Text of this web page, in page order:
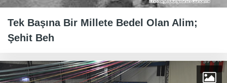
Tek Başına Bir Millete Bedel Olan Alim;
Şehit Beh